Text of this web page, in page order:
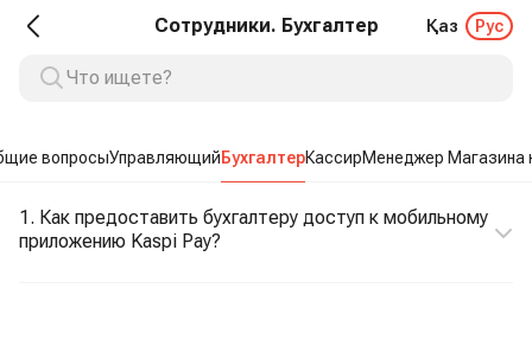
Сотрудники. Бухгалтер Қаз Рус
вопросыУправляющийБухгалтерКассирМенеджер Магазина
1. Как предоставить бухгалтеру доступ к мобильному
приложению Kaspi Pay?